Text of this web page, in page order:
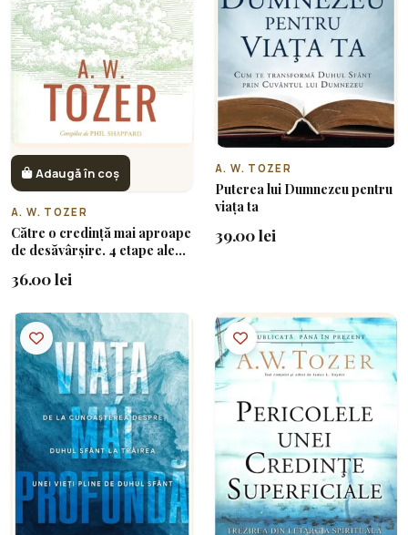
Adaugă în coș
A. W. TOZER
Către o credință mai aproape
de desăvârșire. 4 etape ale
36.00 lei
A. W. TOZER
Puterea lui Dumnezeu pentru
viața ta
39.00 lei